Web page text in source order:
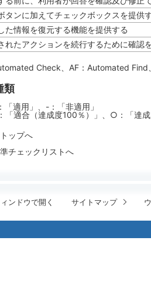
タンに加えてチェックボックスを提供
た情報を復元する機能を提供する
れたアクションを続行するために確認
Check 、AF： Automated Find
類
適用」、-：「非適用」
「適合（達成度100％）」、○：「達
ップへ
チェックリストへ
ンドウで開く サイトマップ